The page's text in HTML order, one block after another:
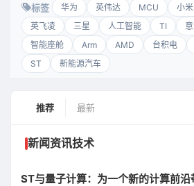
标签 华为 英伟达 MCU 小米
英飞凌
三星 人工智能 TI
智能座舱
Arm AMD 台积电
ST
新能源汽车
推荐 最新
新闻资讯技术
ST与量子计算：为一个新的计算前